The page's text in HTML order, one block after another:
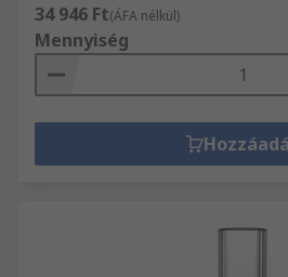
34 946 Ft(ÁFA nélkül)
Mennyiség